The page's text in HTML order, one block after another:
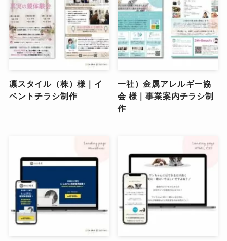
凛スタイル（株）様｜イ
ベントチラシ制作
一社）金属アレルギー協
会 様｜事業案内チラシ制
作